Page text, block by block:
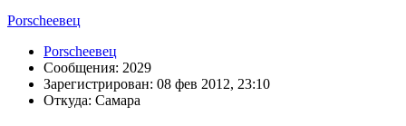
Porscheeвец
Porscheeвец
Сообщения: 2029
Зарегистрирован: 08 фев 2012, 23:10
Откуда: Самара